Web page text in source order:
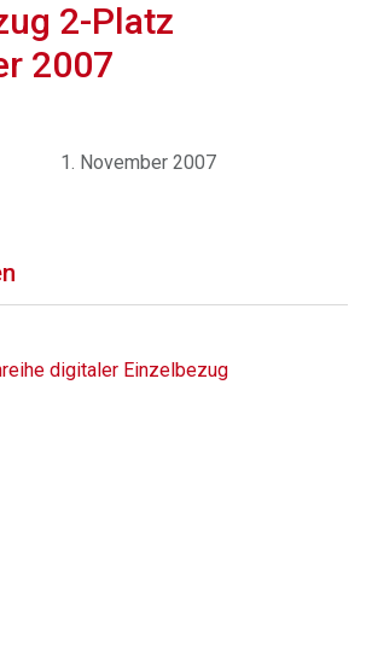
2-Platz
2007
1. November 2007
digitaler Einzelbezug